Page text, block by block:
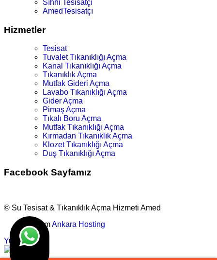
Sıhhi Tesisatçı
AmedTesisatçı
Hizmetler
Tesisat
Tuvalet Tıkanıklığı Açma
Kanal Tıkanıklığı Açma
Tıkanıklık Açma
Mutfak Gideri Açma
Lavabo Tıkanıklığı Açma
Gider Açma
Pimaş Açma
Tıkalı Boru Açma
Mutfak Tıkanıklığı Açma
Kırmadan Tıkanıklık Açma
Klozet Tıkanıklığı Açma
Duş Tıkanıklığı Açma
Facebook Sayfamız
© Su Tesisat & Tıkanıklık Açma Hizmeti Amed
TasarımAnkara Hosting
Yukarı